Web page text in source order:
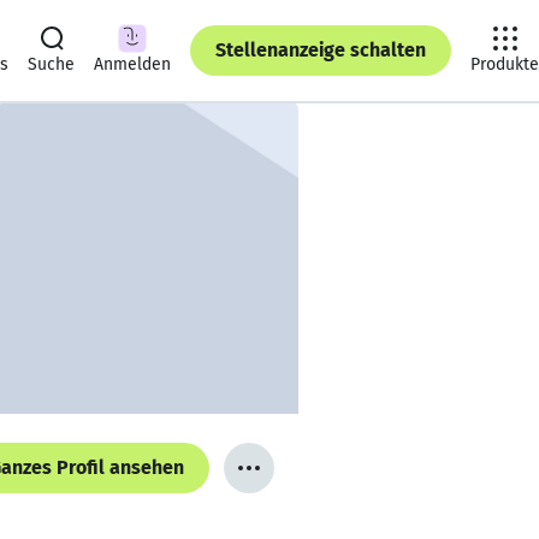
Suche Anmelden
Stellenanzeige schalten
Produkte
Profil ansehen